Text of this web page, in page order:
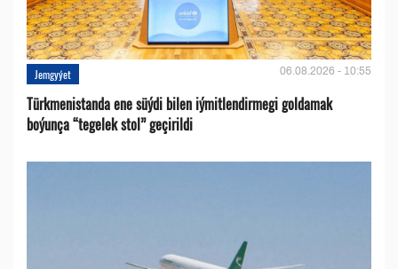
Jemgyýet 06.08.2026 - 10:55
Türkmenistanda ene süýdi bilen iýmitlendirmegi goldamak
boýunça “tegelek stol” geçirildi